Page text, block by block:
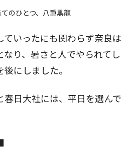
てのひとつ、八重黒龍
ていったにも関わらず奈良は
り、暑さと人でやられてし
にしました。
日大社には、平日を選んで